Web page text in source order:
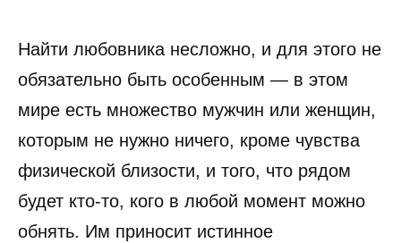
Найти любовника несложно, и для этого не
обязательно быть особенным — в этом
мире есть множество мужчин или женщин,
которым не нужно ничего, кроме чувства
физической близости, и того, что рядом
будет кто-то, кого в любой момент можно
обнять. Им приносит истинное